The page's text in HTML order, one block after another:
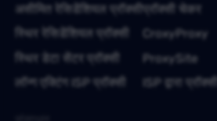
असीमित रेसिडेंशियल प्रॉक्सी
स्थिर रेसिडेंशियल प्रॉक्सी
स्थिर डेटा सेंटर प्रॉक्सी
लॉन्ग एक्टिंग ISP प्रॉक्सी
प्रॉक्सी चेकर
CroxyProxy
ProxySite
ISP द्वारा प्रॉक्सी